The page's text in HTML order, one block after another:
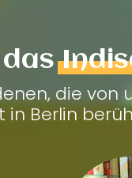
das
die von
in Berlin